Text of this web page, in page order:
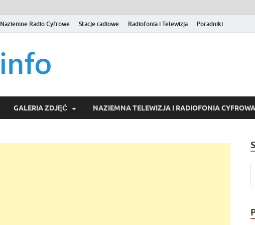
Naziemne Radio Cyfrowe Stacje radiowe Radiofonia i Telewizja Poradniki
Wideo online, VOD
GALERIA ZDJĘĆ NAZIEMNA TELEWIZJA I RADIOFONIA CYFROWA